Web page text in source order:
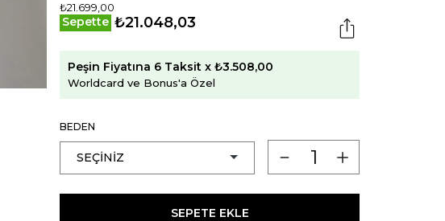
₺21.699,00
Sepette ₺21.048,03
Peşin Fiyatına 6 Taksit x ₺3.508,00
Worldcard ve Bonus'a Özel
BEDEN
SEPETE EKLE